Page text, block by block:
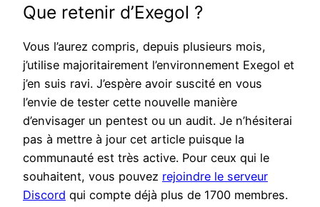
Que retenir d’Exegol ?
Vous l’aurez compris, depuis plusieurs mois,
j’utilise majoritairement l’environnement Exegol et
j’en suis ravi. J’espère avoir suscité en vous
l’envie de tester cette nouvelle manière
d’envisager un pentest ou un audit. Je n’hésiterai
pas à mettre à jour cet article puisque la
communauté est très active. Pour ceux qui le
souhaitent, vous pouvez rejoindre le serveur
Discord qui compte déjà plus de 1700 membres.